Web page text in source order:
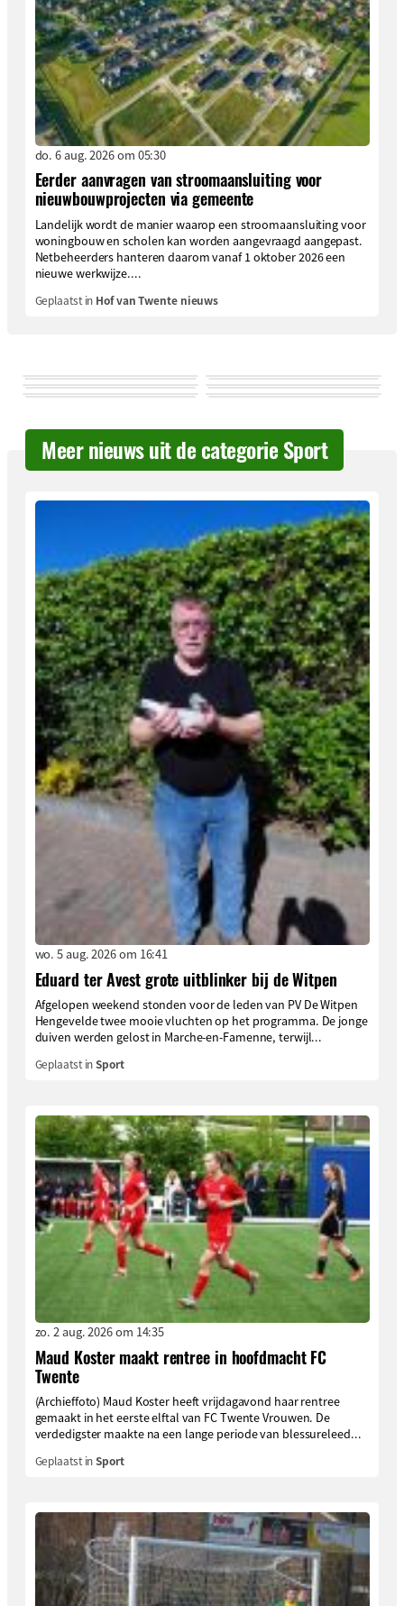
do. 6 aug. 2026 om 05:30
Eerder aanvragen van stroomaansluiting voor
nieuwbouwprojecten via gemeente
Landelijk wordt de manier waarop een stroomaansluiting voor
woningbouw en scholen kan worden aangevraagd aangepast.
Netbeheerders hanteren daarom vanaf 1 oktober 2026 een
nieuwe werkwijze....
Geplaatst in Hof van Twente nieuws
Meer nieuws uit de categorie Sport
wo. 5 aug. 2026 om 16:41
Eduard ter Avest grote uitblinker bij de Witpen
Afgelopen weekend stonden voor de leden van PV De Witpen
Hengevelde twee mooie vluchten op het programma. De jonge
duiven werden gelost in Marche-en-Famenne, terwijl...
Geplaatst inSport
zo. 2 aug. 2026 om 14:35
Maud Koster maakt rentree in hoofdmacht FC
Twente
(Archieffoto) Maud Koster heeft vrijdagavond haar rentree
gemaakt in het eerste elftal van FC Twente Vrouwen. De
verdedigster maakte na een lange periode van blessureleed...
Geplaatst inSport